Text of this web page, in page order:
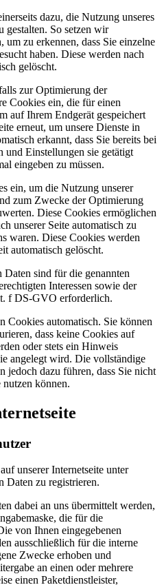
dazu, die Nutzung unseres
gestalten. So setzen wir
um zu erkennen, dass Sie einzelne
haben. Diese werden nach
gelöscht.
zur Optimierung der
Cookies ein, die für einen
auf Ihrem Endgerät gespeichert
erneut, um unsere Dienste in
erkannt, dass Sie bereits bei
und Einstellungen sie getätigt
eingeben zu müssen.
ein, um die Nutzung unserer
zum Zwecke der Optimierung
Diese Cookies ermöglichen
unserer Seite automatisch zu
waren. Diese Cookies werden
automatisch gelöscht.
sind für die genannten
Interessen sowie der
f DS-GVO erforderlich.
Cookies automatisch. Sie können
dass keine Cookies auf
oder stets ein Hinweis
angelegt wird. Die vollständige
jedoch dazu führen, dass Sie nicht
können.
unserer Internetseite unter
Daten zu registrieren.
dabei an uns übermittelt werden,
die für die
von Ihnen eingegebenen
ausschließlich für die interne
Zwecke erhoben und
an einen oder mehrere
einen Paketdienstleister,